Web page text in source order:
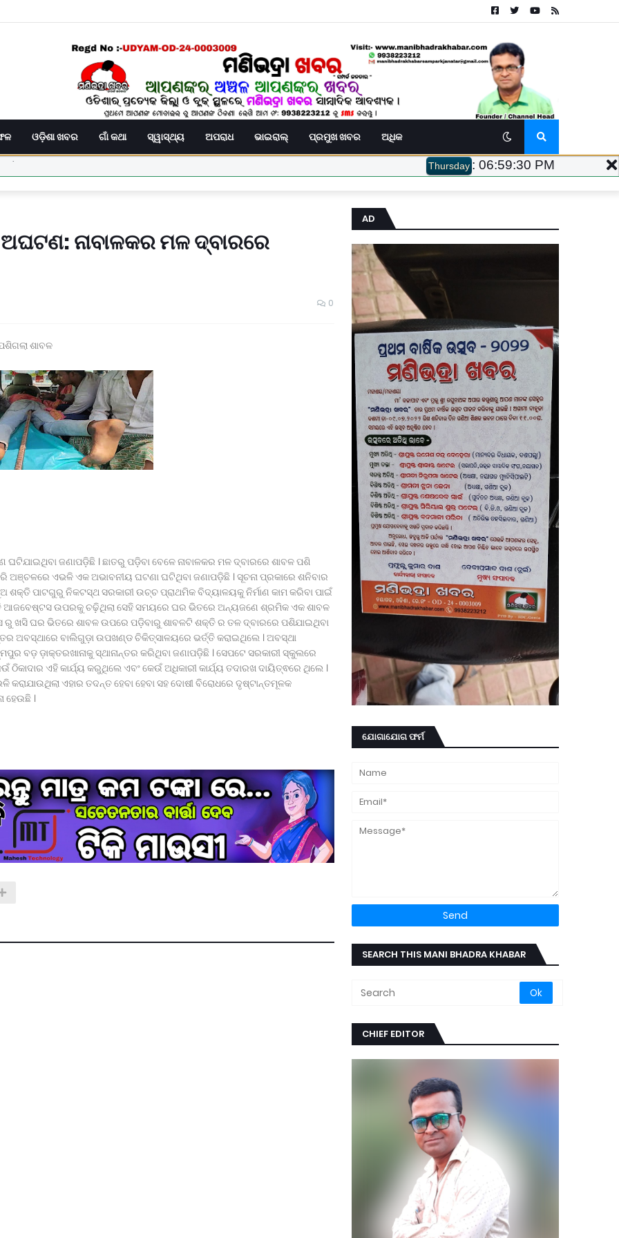
ଓଡ଼ିଶା ଖବର ଗାଁ କଥା ସ୍ୱାସ୍ଥ୍ୟ ଅପରାଧ ଭାଇରାଲ୍ ପ୍ରମୁଖ ଖବର ଅଧିକ
ମାଡ, ବିଭାଗୀୟ ତଦନ୍ତ ଆରମ୍ଭ l
ହୋଇଥିବା ଦୁର୍ବ୍ୟବହାର ପ୍ରତିବାଦରେ ଗଣ ଧାରଣା।
ପୋଲିସ ଦ୍ୱାରା ଗାଡ଼ି ଓ ଡ୍ରାଇଭର ଅଟକ ।
ପାଇଁ ଉଚ୍ଚ ନ୍ୟାୟାଳୟଙ୍କ ଦ୍ବାରସ୍ଥ
ପ୍ରଦାନ କଲେ ରାଜ୍ୟପାଳ*
ସମ୍ବର୍ଦ୍ଧନା
ପ୍ୟାକେଜ୍ ଘୋଷଣା
ଜଣ ପରିବାର
ତଦନ୍ତ ଦାବି କଲା ମାନବ ଅଧିକାର ସୁରକ୍ଷା ମଞ୍ଚ
Thursday : 06:59:31 PM
ଅଘଟଣ: ନାବାଳକର ମଳ ଦ୍ବାରରେ
0
ଶାବଳ
ଜଣାପଡ଼ିଛି । ଛାତରୁ ପଡ଼ିବା ବେଳେ ନାବାଳକର ମଳ ଦ୍ବାରରେ ଶାବଳ ପଶି
ଅଞ୍ଚଳରେ ଏଭଳି ଏକ ଅଭାବନୀୟ ଘଟଣା ଘଟିଥିବା ଜଣାପଡ଼ିଛି । ସୂଚନା ପ୍ରକାରେ ଶନିବାର
ପାଟଗୁରୁ ନିକଟସ୍ଥ ସରକାରୀ ଉଚ୍ଚ ପ୍ରାଥମିକ ବିଦ୍ୟାଳୟକୁ ନିର୍ମାଣ କାମ କରିବା ପାଇଁ
ଆଜବେଷ୍ଟସ ଉପରକୁ ଚଢ଼ିଥିଲା ସେହି ସମୟରେ ଘର ଭିତରେ ଅନ୍ୟଜଣେ ଶ୍ରମିକ ଏକ ଶାବଳ
ଖସି ଘର ଭିତରେ ଶାବଳ ଉପରେ ପଡ଼ିବାରୁ ଶାବଳଟି ଶକ୍ତି ର ତଳ ଦ୍ବାରରେ ପଶିଯାଇଥିବା
ଅବସ୍ଥାରେ ବାଲିଗୁଡ଼ା ଉପଖଣ୍ଡ ଚିକିତ୍ସାଳୟରେ ଭର୍ତ୍ତି କରାଇଥିଲେ । ଅବସ୍ଥା
ବଡ଼ ଡ଼ାକ୍ତରଖାନାକୁ ସ୍ଥାନାନ୍ତର କରିଥିବା ଜଣାପଡ଼ିଛି । ସେପଟେ ସରକାରୀ ସ୍କୁଲରେ
ଠିକାଦାର ଏହି କାର୍ଯ୍ୟ କରୁଥିଲେ ଏବଂ କେଉଁ ଅଧିକାରୀ କାର୍ଯ୍ୟ ତଦାରଖ ଦାୟିତ୍ଵରେ ଥିଲେ ।
ଏହାର ତଦନ୍ତ ହେବା ହେବା ସହ ଦୋଷୀ ବିରୋଧରେ ଦୃଷ୍ଟାନ୍ତମୂଳକ
ହେଉଛି ।
AD
ଯୋଗାଯୋଗ ଫର୍ମ
SEARCH THIS MANI BHADRA KHABAR
CHIEF EDITOR